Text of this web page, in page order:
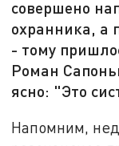
совершено
охранника, а
- тому
Роман
ясно: "Это
Напомним,